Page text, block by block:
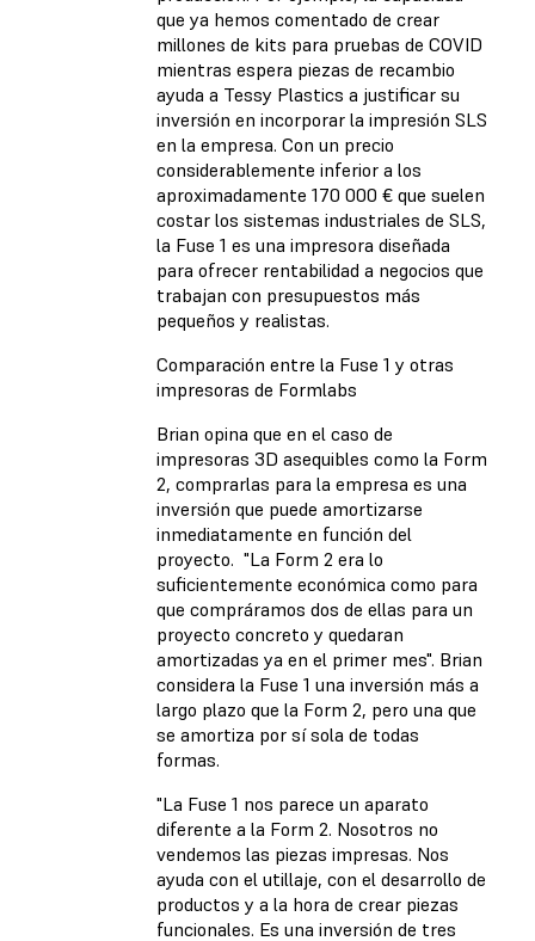
que ya hemos comentado de crear
millones de kits para pruebas de COVID
mientras espera piezas de recambio
ayuda a Tessy Plastics a justificar su
inversión en incorporar la impresión SLS
en la empresa. Con un precio
considerablemente inferior a los
aproximadamente 170 000 € que suelen
costar los sistemas industriales de SLS,
la Fuse 1 es una impresora diseñada
para ofrecer rentabilidad a negocios que
trabajan con presupuestos más
pequeños y realistas.
Comparación entre la Fuse 1 y otras
impresoras de Formlabs
Brian opina que en el caso de
impresoras 3D asequibles como la Form
2, comprarlas para la empresa es una
inversión que puede amortizarse
inmediatamente en función del
proyecto. "La Form 2 era lo
suficientemente económica como para
que compráramos dos de ellas para un
proyecto concreto y quedaran
amortizadas ya en el primer mes". Brian
considera la Fuse 1 una inversión más a
largo plazo que la Form 2, pero una que
se amortiza por sí sola de todas
formas.
"La Fuse 1 nos parece un aparato
diferente a la Form 2. Nosotros no
vendemos las piezas impresas. Nos
ayuda con el utillaje, con el desarrollo de
productos y a la hora de crear piezas
funcionales. Es una inversión de tres